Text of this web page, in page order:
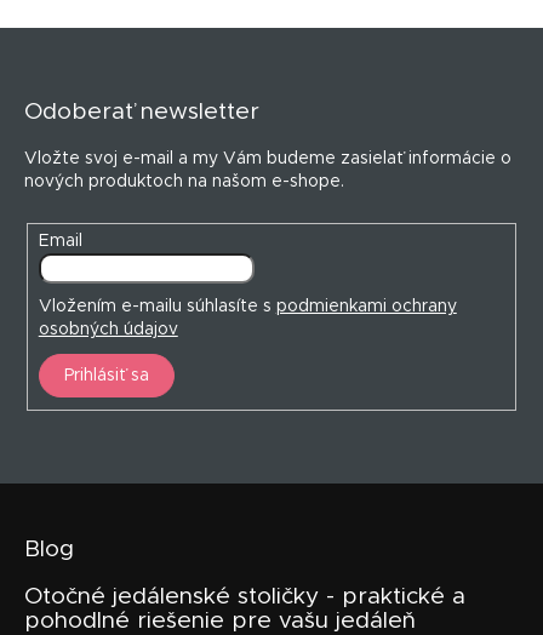
Odoberať newsletter
Vložte svoj e-mail a my Vám budeme zasielať informácie o
nových produktoch na našom e-shope.
Email
Vložením e-mailu súhlasíte s podmienkami ochrany
osobných údajov
Prihlásiť sa
Blog
Otočné jedálenské stoličky - praktické a
pohodlné riešenie pre vašu jedáleň